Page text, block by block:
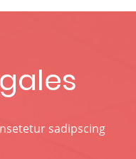
sadipscing